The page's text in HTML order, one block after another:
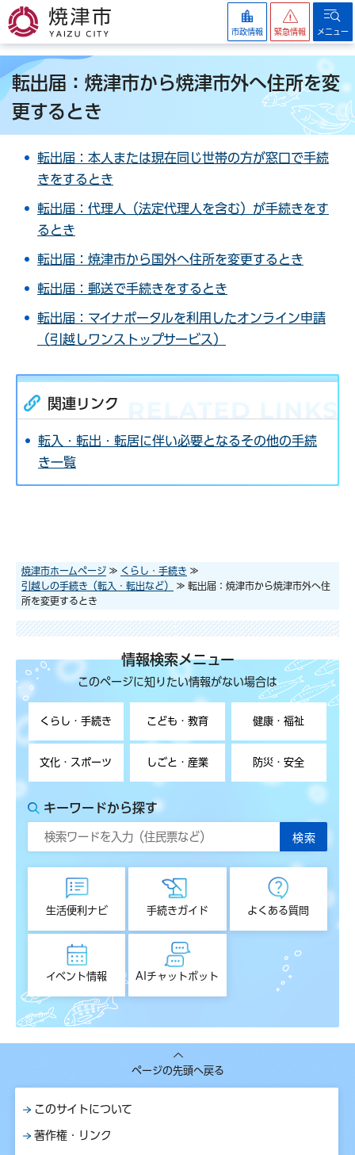
焼津市
市政情報 緊急情報 メニュー
転出届：焼津市から焼津市外へ住所を変
更するとき
転出届：本人または現在同じ世帯の方が窓口で手続
きをするとき
転出届：代理人（法定代理人を含む）が手続きをす
るとき
転出届：焼津市から国外へ住所を変更するとき
転出届：郵送で手続きをするとき
転出届：マイナポータルを利用したオンライン申請
（引越しワンストップサービス）
関連リンク
転入・転出・転居に伴い必要となるその他の手続
き一覧
焼津市ホームページ ≫ くらし・手続き ≫
引越しの手続き（転入・転出など）
≫ 転出届：焼津市から焼津市外へ住
所を変更するとき
情報検索メニュー
このページに知りたい情報がない場合は
くらし・手続き こども・教育 健康・福祉
文化・スポーツ しごと・産業 防災・安全
キーワードから探す
生活便利ナビ 手続きガイド よくある質問
イベント情報 AIチャットボット
ページの先頭へ戻る
このサイトについて
著作権・リンク